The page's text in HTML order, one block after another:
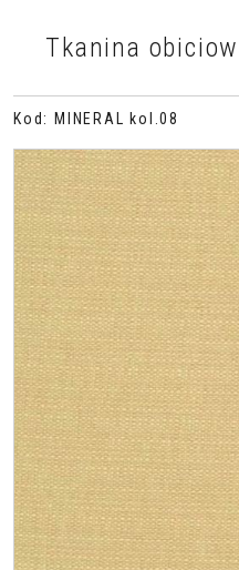
Tkanina
Kod : MINERAL kol.08